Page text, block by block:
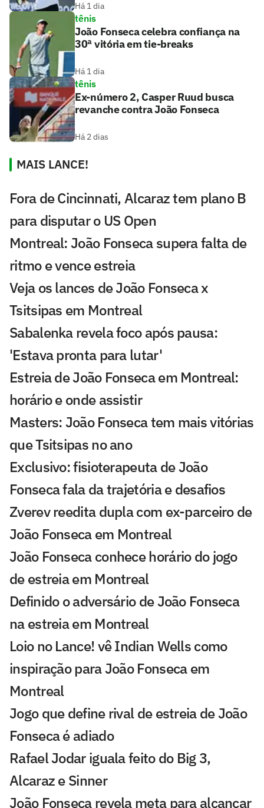
Há 1 dia
tênis
João Fonseca celebra confiança na
30ª vitória em tie-breaks
Há 1 dia
tênis
Ex-número 2, Casper Ruud busca
revanche contra João Fonseca
Há 2 dias
MAIS LANCE!
Fora de Cincinnati, Alcaraz tem plano B
para disputar o US Open
Montreal: João Fonseca supera falta de
ritmo e vence estreia
Veja os lances de João Fonseca x
Tsitsipas em Montreal
Sabalenka revela foco após pausa:
'Estava pronta para lutar'
Estreia de João Fonseca em Montreal:
horário e onde assistir
Masters: João Fonseca tem mais vitórias
que Tsitsipas no ano
Exclusivo: fisioterapeuta de João
Fonseca fala da trajetória e desafios
Zverev reedita dupla com ex-parceiro de
João Fonseca em Montreal
João Fonseca conhece horário do jogo
de estreia em Montreal
Definido o adversário de João Fonseca
na estreia em Montreal
Loio no Lance! vê Indian Wells como
inspiração para João Fonseca em
Montreal
Jogo que define rival de estreia de João
Fonseca é adiado
Rafael Jodar iguala feito do Big 3,
Alcaraz e Sinner
João Fonseca revela meta para alcançar